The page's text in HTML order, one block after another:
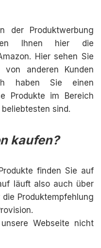
der Produktwerbung
Ihnen hier die
Hier sehen Sie
anderen Kunden
haben Sie einen
Produkte im Bereich
sind.
kaufen?
finden Sie auf
läuft also auch über
Produktempfehlung
Webseite nicht